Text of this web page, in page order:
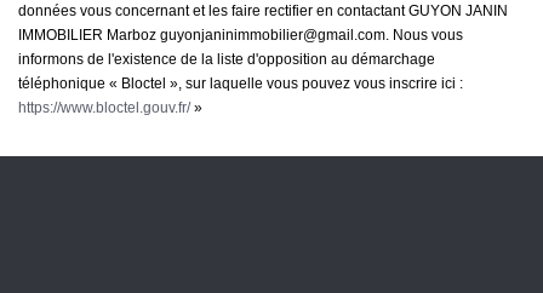
données vous concernant et les faire rectifier en contactant GUYON JANIN
IMMOBILIER Marboz guyonjaninimmobilier@gmail.com. Nous vous
informons de l'existence de la liste d'opposition au démarchage
téléphonique « Bloctel », sur laquelle vous pouvez vous inscrire ici :
https://www.bloctel.gouv.fr/»